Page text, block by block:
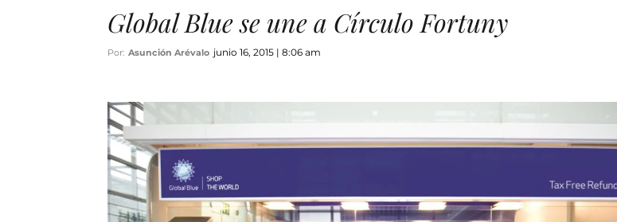
Global Blue se une a Círculo Fortuny
Por: Asunción Arévalo junio 16, 2015 | 8:06 am